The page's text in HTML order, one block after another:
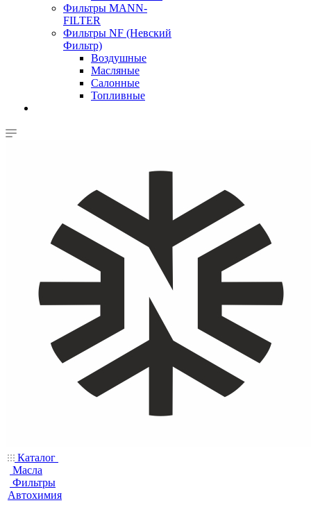
Фильтры MANN-
FILTER
Фильтры NF (Невский
Фильтр)
Воздушные
Масляные
Салонные
Топливные
Каталог
Масла
Фильтры
Автохимия